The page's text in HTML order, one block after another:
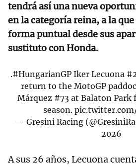
tendrá así una nueva
en la categoría reina, a la
forma puntual desde sus
sustituto con Honda.
.#HungarianGPIker Lecuona
return to the MotoGP
Márquez #73 at Balaton Park
season.
— Gresini Racing
2026
A sus 26 años, Lecuona